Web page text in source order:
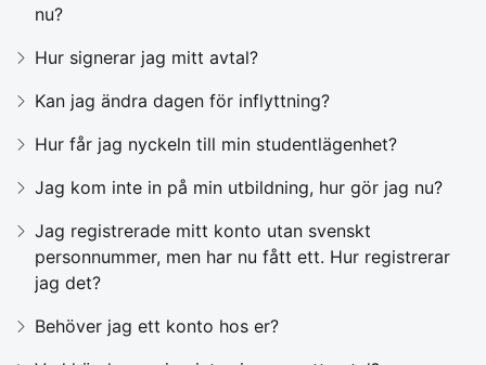
nu?
Hur signerar jag mitt avtal?
Kan jag ändra dagen för inflyttning?
Hur får jag nyckeln till min studentlägenhet?
Jag kom inte in på min utbildning, hur gör jag nu?
Jag registrerade mitt konto utan svenskt
personnummer, men har nu fått ett. Hur registrerar
jag det?
Behöver jag ett konto hos er?